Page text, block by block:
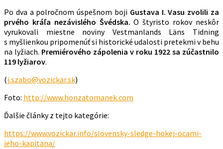
Po dva a polročnom úspešnom boji Gustava I. Vasu zvolili za
prvého kráľa nezávislého Švédska. O štyristo rokov neskôr
vyrukovali miestne noviny Vestmanlands Läns Tidning
s myšlienkou pripomenúť si historické udalosti pretekmi v behu
na lyžiach. Premiérového zápolenia v roku 1922 sa zúčastnilo
119 lyžiarov.
(j.szabo@vozickar.sk)
Foto: http://www.honzatomanek.com
Ďalšie články z tejto kategórie:
https://www.vozickar.info/slovensky-sledge-hokej-ocami-
jeho-kapitana/